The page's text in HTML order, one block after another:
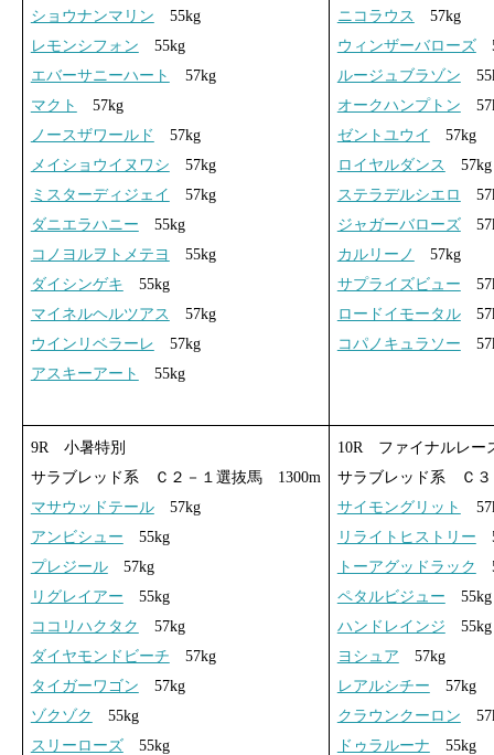
ショウナンマリン 55kg
レモンシフォン 55kg
エバーサニーハート
57kg
マクト
57kg
ノースザワールド
57kg
メイショウイヌワシ 57kg
ミスターディジェイ
57kg
ダニエラハニー 55kg
コノヨルヲトメテヨ
55kg
ダイシンゲキ 55kg
マイネルヘルツアス
57kg
ウインリベラーレ 57kg
アスキーアート
55kg
ニコラウス
57kg
ウィンザーバローズ
ルージュブラゾン
オークハンプトン
ゼントユウイ
57kg
ロイヤルダンス
57kg
ステラデルシエロ
ジャガーバローズ
カルリーノ
57kg
サプライズビュー
ロードイモータル
コパノキュラソー
9R 小暑特別
サラブレッド系 Ｃ２－１選抜馬 1300m
マサウッドテール57kg
アンビシュー 55kg
プレジール57kg
リグレイアー 55kg
ココリハクタク
57kg
ダイヤモンドビーチ 57kg
タイガーワゴン 57kg
ゾクゾク
55kg
スリーローズ55kg
10R ファイナルレー
サラブレッド系 Ｃ
サイモングリット
リライトヒストリー
トーアグッドラック
ペタルビジュー 55kg
ハンドレインジ 55kg
ヨシュア 57kg
レアルシチー 57kg
クラウンクーロン
ドゥラルーナ 55kg